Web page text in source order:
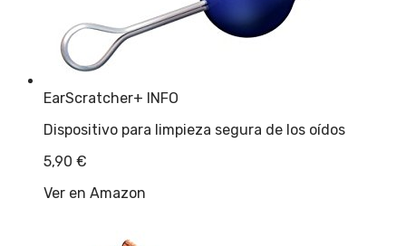
EarScratcher+ INFO
Dispositivo para limpieza segura de los oídos
5,90 €
Ver en Amazon